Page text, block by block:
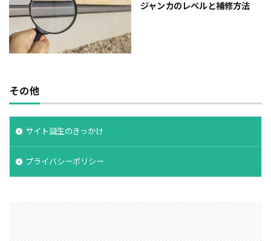
ジャンカのレベルと補修方法
その他
サイト誕生のきっかけ
プライバシーポリシー